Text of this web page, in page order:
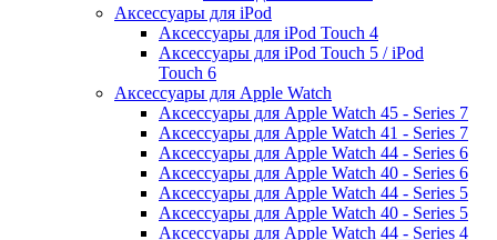
Аксессуары для iPod
Аксессуары для iPod Touch 4
Аксессуары для iPod Touch 5 / iPod
Touch 6
Аксессуары для Apple Watch
Аксессуары для Apple Watch 45 - Series 7
Аксессуары для Apple Watch 41 - Series 7
Аксессуары для Apple Watch 44 - Series 6
Аксессуары для Apple Watch 40 - Series 6
Аксессуары для Apple Watch 44 - Series 5
Аксессуары для Apple Watch 40 - Series 5
Аксессуары для Apple Watch 44 - Series 4